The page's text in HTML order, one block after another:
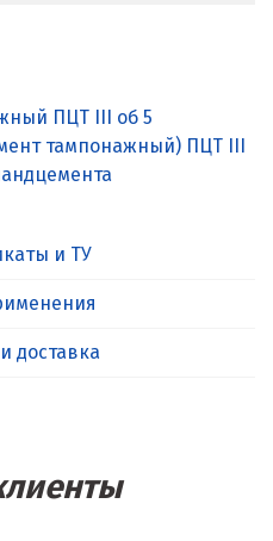
ПЦТ III об 5
тампонажный) ПЦТ III
и ТУ
доставка